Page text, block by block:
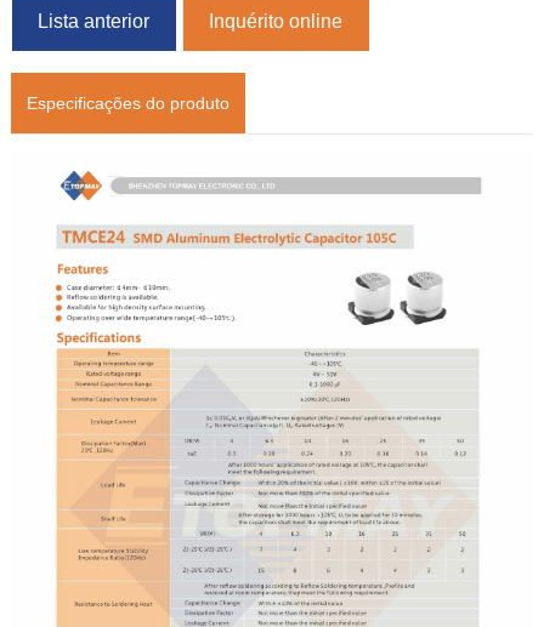
Lista anterior Inquérito online
Especificações do produto